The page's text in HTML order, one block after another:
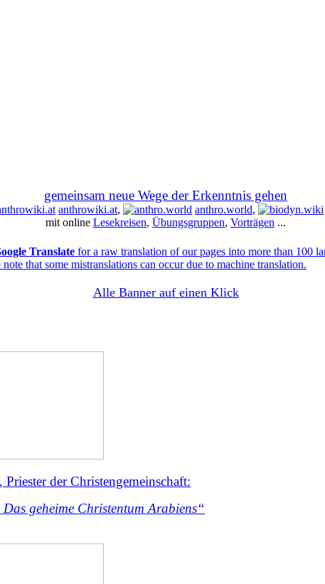
gemeinsam neue Wege der Erkenntnis gehen
anthrowiki.at, anthro.world,
mit online Lesekreisen, Übungsgruppen, Vorträgen ...
Translate for a raw translation of our pages into more than 100
note that some mistranslations can occur due to machine translation.
Alle Banner auf einen Klick
der Christengemeinschaft:
geheime Christentum Arabiens“